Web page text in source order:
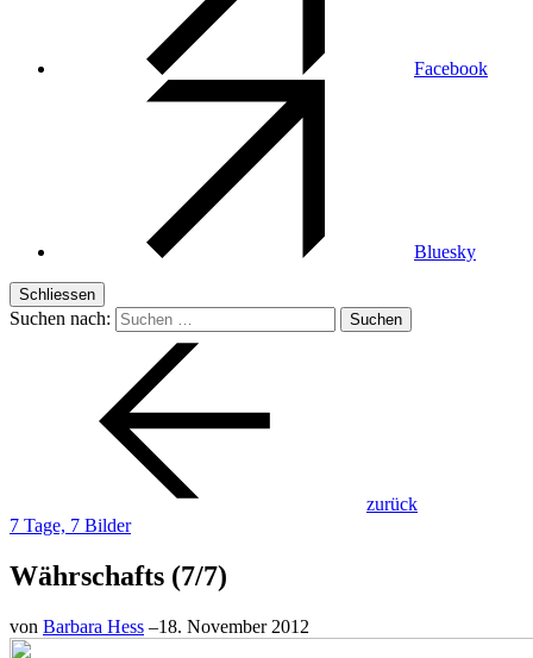
Facebook
Bluesky
Schliessen
Suchen nach:
zurück
7 Tage, 7 Bilder
Währschafts (7/7)
von Barbara Hess –18. November 2012